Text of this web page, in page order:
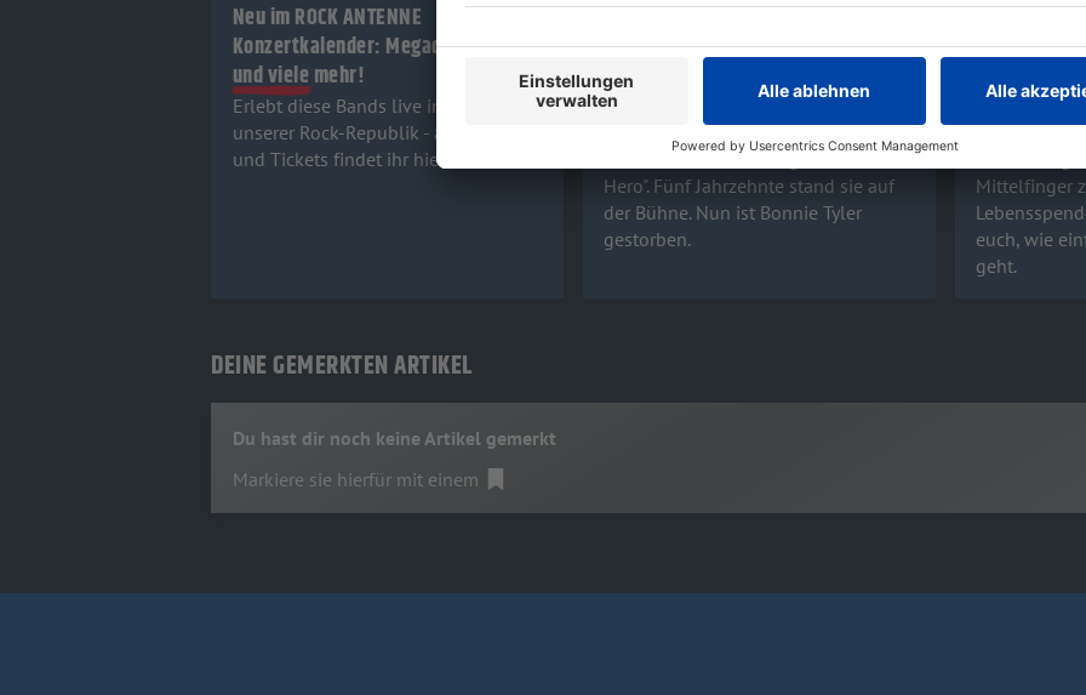
Neu im ROCK ANTENNE
Konzertkalender: Megadeth
und viele mehr!
Erlebt diese Bands live in den Cities
unserer Rock-Republik - alle Infos
und Tickets findet ihr hier!
R.I.P., Bonnie Tyler:
Sängerin mit 75 Jahren
gestorben
Ihre rauchige Stimme prägte Welthits
wie "It's a Heartache", "Total Eclipse of
the Heart" und "Holding out for a
Hero". Fünf Jahrzehnte stand sie auf
der Bühne. Nun ist Bonnie Tyler
gestorben.
Tag der
werdet ihr
Lebensretter!
Blutkrebs
Gegner.
Krankheit
Mittelfinger
euch, wie
geht.
DEINE GEMERKTEN ARTIKEL
Du hast dir noch keine Artikel gemerkt
Markiere sie hierfür mit einem